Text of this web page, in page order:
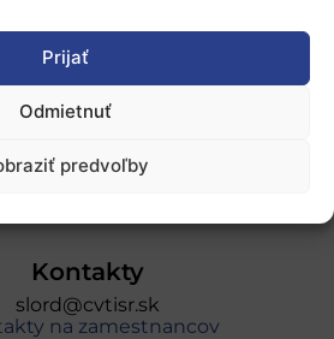
Prijať
Odmietnuť
predvoľby
je spolufinancovaný Európskou
vedecko-technických
informácií SR“
Kontakty
slord@cvtisr.sk
na zamestnancov